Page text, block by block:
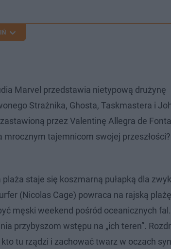
Marvel przedstawia nietypową drużynę
Strażnika, Ghosta, Taskmastera i
przez Valentinę Allegra de
tajemnicom swojej
staje się koszmarną pułapką dla
(Nicolas Cage) powraca na rajską
męski weekend pośród oceanicznych
przybyszom wstępu na „ich teren”.
tu rządzi i zachować twarz w oczach